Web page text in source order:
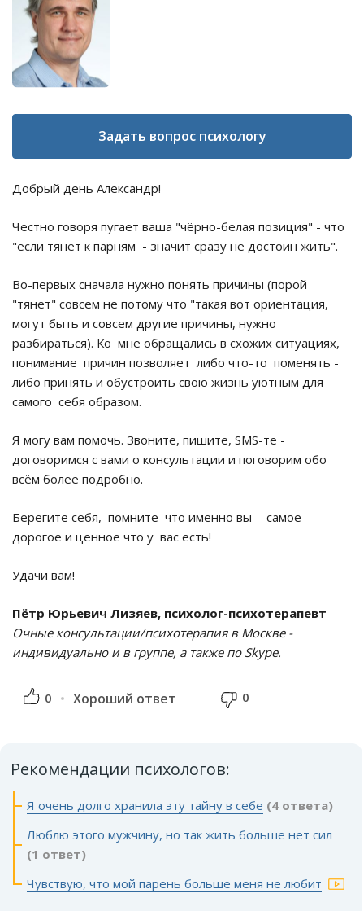
Задать вопрос психологу
Добрый день Александр!
Честно говоря пугает ваша "чёрно-белая позиция" - что
"если тянет к парням - значит сразу не достоин жить".
Во-первых сначала нужно понять причины (порой
"тянет" совсем не потому что "такая вот ориентация,
могут быть и совсем другие причины, нужно
разбираться). Ко мне обращались в схожих ситуациях,
понимание причин позволяет либо что-то поменять -
либо принять и обустроить свою жизнь уютным для
самого себя образом.
Я могу вам помочь. Звоните, пишите, SMS-те -
договоримся с вами о консультации и поговорим обо
всём более подробно.
Берегите себя, помните что именно вы - самое
дорогое и ценное что у вас есть!
Удачи вам!
Пётр Юрьевич Лизяев, психолог-психотерапевт
Очные консультации/психотерапия в Москве -
индивидуально и в группе, а также по Skype.
0 Хороший ответ 0
Рекомендации психологов:
Я очень долго хранила эту тайну в себе (4 ответа)
Люблю этого мужчину, но так жить больше нет сил
(1 ответ)
Чувствую, что мой парень больше меня не любит